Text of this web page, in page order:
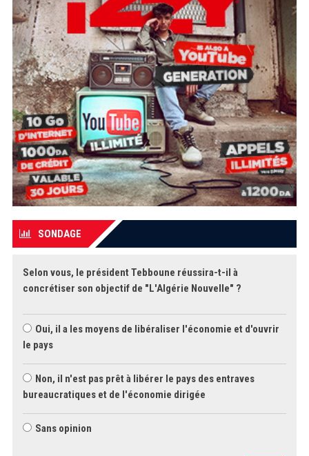
SONDAGE
Selon vous, le président Tebboune réussira-t-il à
concrétiser son objectif de "L'Algérie Nouvelle" ?
Oui, il a les moyens de libéraliser l'économie et d'ouvrir
le pays
Non, il n'est pas prêt à libérer le pays des entraves
bureaucratiques et de l'économie dirigée
Sans opinion